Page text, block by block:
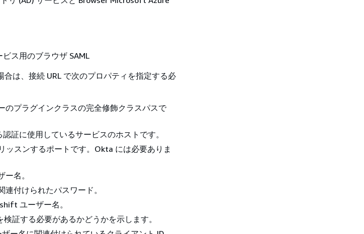
ス用のブラウザ SAML
は、接続 URL で次のプロパティを指定する必
のプラグインクラスの完全修飾クラスパスで
証に使用しているサービスのホストです。
ッスンするポートです。Okta には必要ありま
名。
付けられたパスワード。
ユーザー名。
検証する必要があるかどうかを示します。